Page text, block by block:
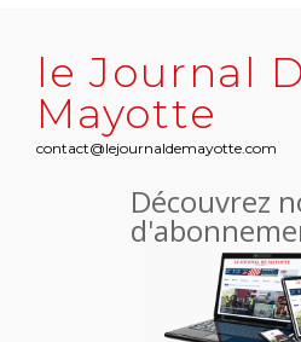
le Journal
Mayotte
contact@lejournaldemayotte.com
Découvrez